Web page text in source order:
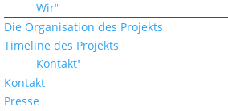
Wir
Die Organisation des Projekts
Timeline des Projekts
Kontakt
Kontakt
Presse